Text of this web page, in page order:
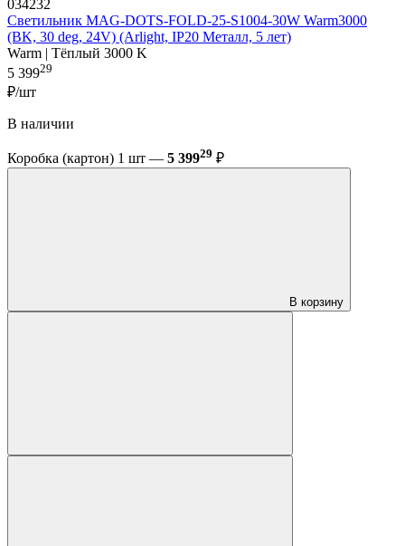
034232
Светильник MAG-DOTS-FOLD-25-S1004-30W Warm3000
(BK, 30 deg, 24V) (Arlight, IP20 Металл, 5 лет)
Warm | Тёплый 3000 K
5 39929
₽/шт
В наличии
Коробка (картон) 1 шт — 5 39929 ₽
В корзину